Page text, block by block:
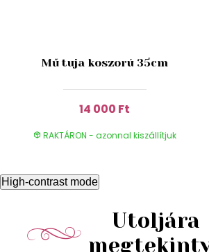
Mű tuja koszorú 35cm
14 000 Ft
RAKTÁRON - azonnal kiszállítjuk
High-contrast mode
Utoljára